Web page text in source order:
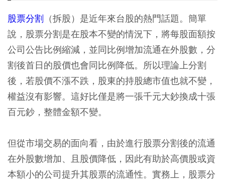
股票分割 （拆股）是近年來台股的熱門話題。簡單
說，股票分割是在股本不變的情況下，將每股面額按
公司公告比例縮減，並同比例增加流通在外股數，分
割後首日的股價也會同比例降低。所以理論上分割
後，若股價不漲不跌，股東的持股總市值也就不變，
權益沒有影響。這好比僅是將一張千元大鈔換成十張
百元鈔，整體金額不變。
但從市場交易的面向看，由於進行股票分割後的流通
在外股數增加、且股價降低，因此有助於高價股或資
本額小的公司提升其股票的流通性。實務上，股票分